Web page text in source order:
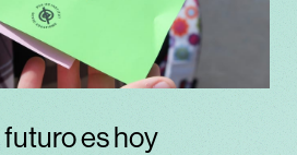
futuro es hoy